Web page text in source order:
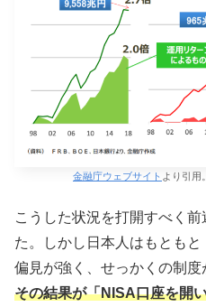
金融庁ウェブサイト より引用
こうした状況を打開すべく
た。しかし日本人はもとも
偏見が強く、せっかくの制度
その結果が「NISA口座を開